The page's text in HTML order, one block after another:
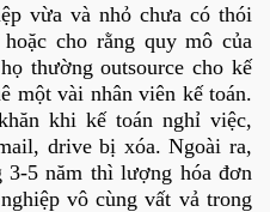
vừa và nhỏ chưa có thói
cho rằng quy mô của
thường outsource cho kế
một vài nhân viên kế toán.
khi kế toán nghỉ việc,
drive bị xóa. Ngoài ra,
3-5 năm thì lượng hóa đơn
vô cùng vất vả trong